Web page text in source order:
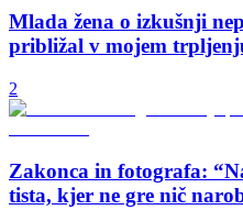
Mlada žena o izkušnji
približal v mojem
2
Zakonca in fotografa:
tista, kjer ne gre nič